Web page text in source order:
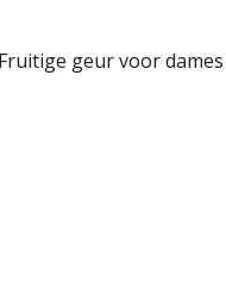
geur voor